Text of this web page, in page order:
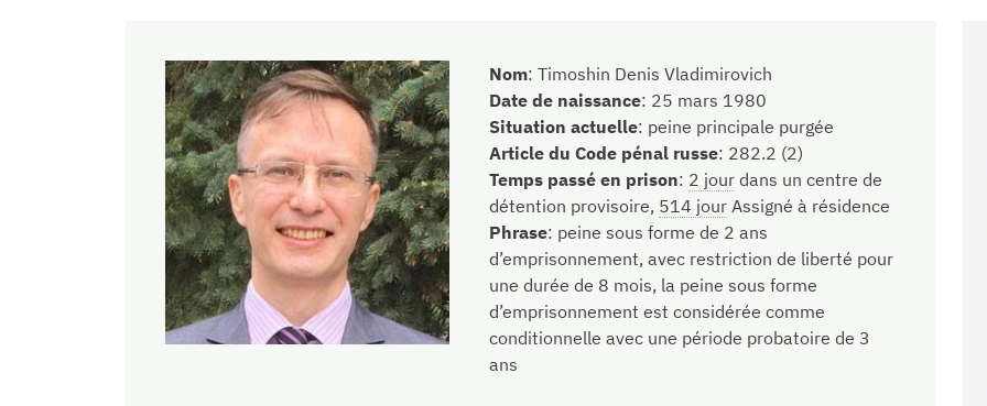
Nom:Timoshin Denis Vladimirovich
Date de naissance: 25 mars 1980
Situation actuelle: peine principale purgée
Article du Code pénal russe: 282.2 (2)
Temps passé en prison: 2 jour dans un centre de
détention provisoire, 514 jour Assigné à résidence
Phrase: peine sous forme de 2 ans
d’emprisonnement, avec restriction de liberté pour
une durée de 8 mois, la peine sous forme
d’emprisonnement est considérée comme
conditionnelle avec une période probatoire de 3
ans